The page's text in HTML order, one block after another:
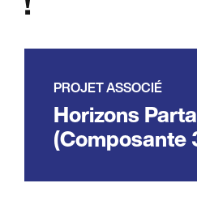
PROJET ASSOCIÉ
Horizons
(Composante